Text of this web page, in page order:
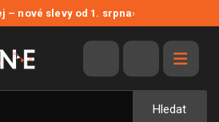
– nové slevy od 1. srpna›
Hledat